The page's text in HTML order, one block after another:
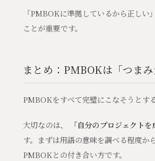
「PMBOKに準拠しているから正し
ことが重要です。
まとめ：PMBOKは「つま
PMBOKをすべて完璧にこなそうとす
大切なのは、 「自分のプロジェクト
す。まずは用語の意味を調べる程度か
PMBOKとの付き合い方です。